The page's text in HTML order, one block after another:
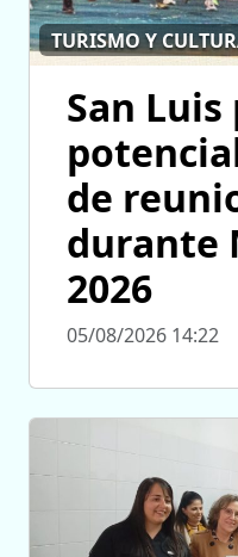
TURISMO Y
San
de
durante
2026
05/08/2026 14:22